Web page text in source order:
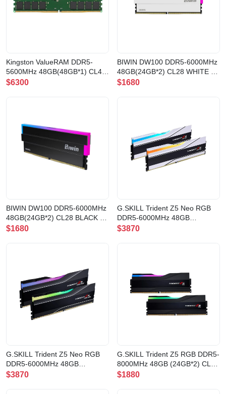
Kingston ValueRAM DDR5-
5600MHz 48GB(48GB*1) CL46
Non-ECC Clocked Unbuffered
$6300
BIWIN DW100 DDR5-6000MHz
48GB(24GB*2) CL28 WHITE 記
憶體(RM-BD5D48W)
$1680
BIWIN DW100 DDR5-6000MHz
48GB(24GB*2) CL28 BLACK 記
憶體(RM-BD5D48B)
$1680
G.SKILL Trident Z5 Neo RGB
DDR5-6000MHz 48GB
(24GB*2) CL28 White(F5-
$3870
G.SKILL Trident Z5 Neo RGB
DDR5-6000MHz 48GB
(24GB*2) CL28 Black(F5-
$3870
G.SKILL Trident Z5 RGB DDR5-
8000MHz 48GB (24GB*2) CL40
Black(F5-8000J4048E24GX2-
$1880